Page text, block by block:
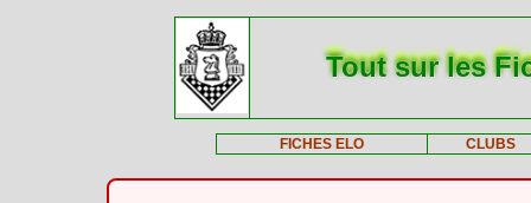
Tout sur les
FICHES ELO CLUBS